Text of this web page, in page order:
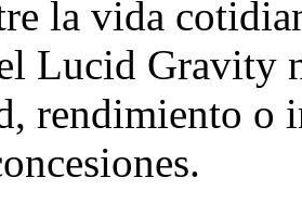
la vida
Lucid Gravity
rendimiento o